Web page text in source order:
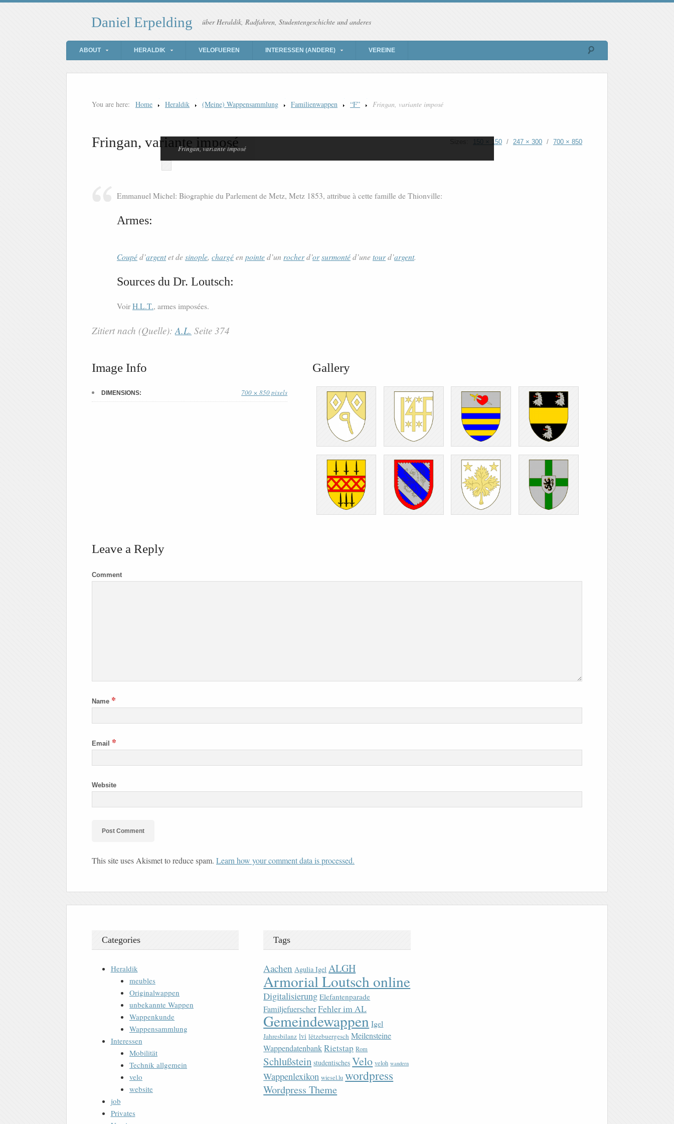
Daniel Erpelding über Heraldik, Radfahren, Studentengeschichte und anderes
ABOUT HERALDIK VELOFUEREN INTERESSEN (ANDERE) VEREINE
You are here: Home Heraldik (Meine) Wappensammlung Familienwappen “F” Fringan, variante imposé
Fringan, variante imposé 150 × 150 / 247 × 300 / 700 × 850
Fringan, variante imposé
Emmanuel Michel: Biographie du Parlement de Metz, Metz 1853, attribue à cette famille de Thionville:
Armes:
Coupéd’argentet desinople, chargéen pointed’un rocherd’orsurmontéd’unetourd’argent.
Sources du Dr. Loutsch:
Voir H.L.T., armes imposées.
Zitiert nach (Quelle):A.L. Seite 374
Image Info
DIMENSIONS: 700 × 850 pixels
Gallery
Leave a Reply
Comment
Name *
Email *
Website
This site uses Akismet to reduce spam. Learn how your comment data is processed.
Categories
Heraldik
meubles
Originalwappen
unbekannte Wappen
Wappenkunde
Wappensammlung
Interessen
Mobilität
Technik allgemein
velo
website
job
Privates
Tags
Aachen Agulia Igel ALGH
Armorial Loutsch online
Digitalisierung Elefantenparade
FamiljefuerscherFehler im AL
Gemeindewappen Igel
Jahresbilanz lvi lëtzebuergesch Meilensteine
WappendatenbankRietstap Rom
Schlußstein studentisches Velo veloh wandern
Wappenlexikon wiesel.lu wordpress
Wordpress Theme